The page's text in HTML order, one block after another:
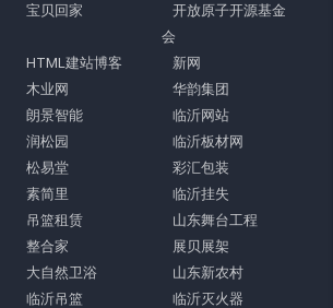
宝贝回家
开放原子开源基金
会
HTML建站博客
新网
木业网
华韵集团
朗景智能
临沂网站
润松园
临沂板材网
松易堂
彩汇包装
素简里
临沂挂失
吊篮租赁
山东舞台工程
整合家
展贝展架
大自然卫浴
山东新农村
临沂吊篮
临沂灭火器